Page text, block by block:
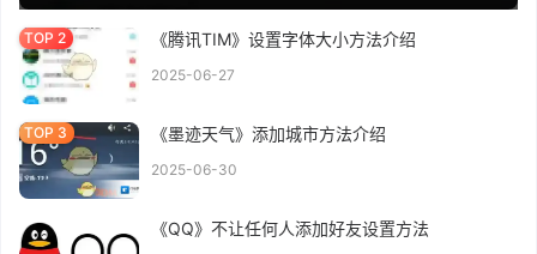
《腾讯TIM》设置字体大小方法介绍
2025-06-27
《墨迹天气》添加城市方法介绍
2025-06-30
《QQ》不让任何人添加好友设置方法